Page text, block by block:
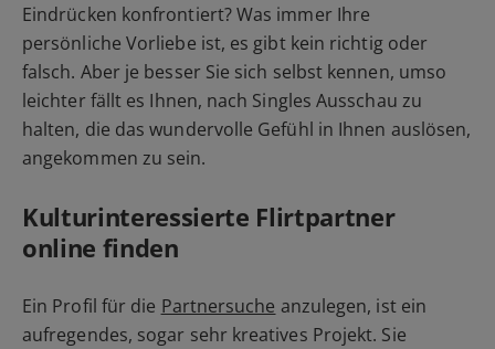
Eindrücken konfrontiert? Was immer Ihre
persönliche Vorliebe ist, es gibt kein richtig oder
falsch. Aber je besser Sie sich selbst kennen, umso
leichter fällt es Ihnen, nach Singles Ausschau zu
halten, die das wundervolle Gefühl in Ihnen auslösen,
angekommen zu sein.
Kulturinteressierte Flirtpartner
online finden
Ein Profil für die Partnersuche anzulegen, ist ein
aufregendes, sogar sehr kreatives Projekt. Sie